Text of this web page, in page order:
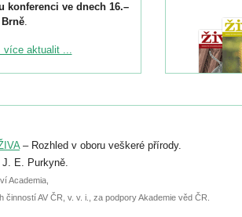
konferenci ve dnech 16.–
Brně.
ke konferenci
do 6. září.
přednášky nebo
června.
více aktualit ...
– Rozhled v oboru veškeré přírody.
E. Purkyně.
Academia,
činností AV ČR, v. v. i., za podpory Akademie věd ČR.